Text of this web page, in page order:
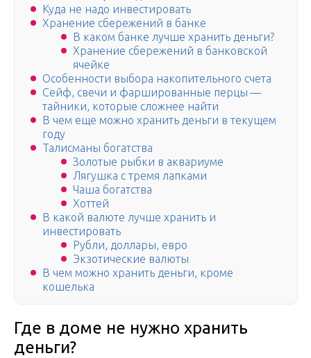
Куда не надо инвестировать
Хранение сбережений в банке
В каком банке лучше хранить деньги?
Хранение сбережений в банковской
ячейке
Особенности выбора накопительного счета
Сейф, свечи и фаршированные перцы —
тайники, которые сложнее найти
В чем еще можно хранить деньги в текущем
году
Талисманы богатства
Золотые рыбки в аквариуме
Лягушка с тремя лапками
Чаша богатства
Хоттей
В какой валюте лучше хранить и
инвестировать
Рубли, доллары, евро
Экзотические валюты
В чем можно хранить деньги, кроме
кошелька
Где в доме не нужно хранить
деньги?